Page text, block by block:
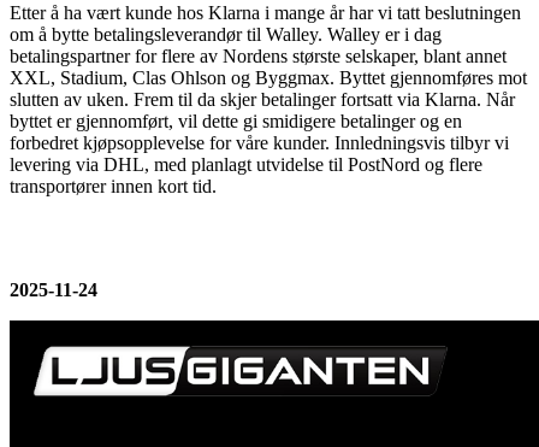
Etter å ha vært kunde hos Klarna i mange år har vi tatt beslutningen
om å bytte betalingsleverandør til Walley. Walley er i dag
betalingspartner for flere av Nordens største selskaper, blant annet
XXL, Stadium, Clas Ohlson og Byggmax. Byttet gjennomføres mot
slutten av uken. Frem til da skjer betalinger fortsatt via Klarna. Når
byttet er gjennomført, vil dette gi smidigere betalinger og en
forbedret kjøpsopplevelse for våre kunder. Innledningsvis tilbyr vi
levering via DHL, med planlagt utvidelse til PostNord og flere
transportører innen kort tid.
2025-11-24